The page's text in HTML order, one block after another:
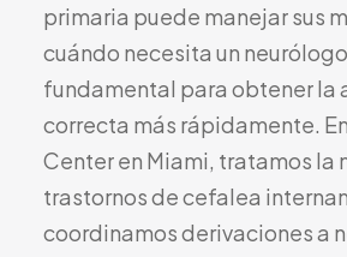
Terapia con Péptidos
Inyecciones Articulares
Escleroterapia
primaria puede manejarsus
cuándo necesita un neurólogo
fundamental para obtenerla
correcta más rápidamente. En
Centeren Miami, tratamos la
trastornosdecefalea
coordinamosderivacionesa